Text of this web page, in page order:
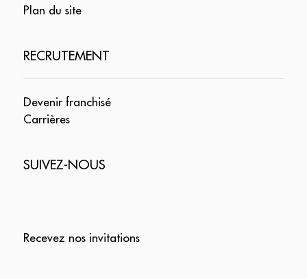
Plan du site
RECRUTEMENT
Devenir franchisé
Carrières
SUIVEZ-NOUS
Recevez nos invitations